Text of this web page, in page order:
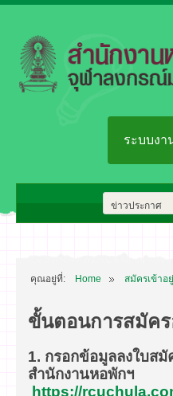
ระบบง
คุณอยู่ที่: Home สมัครเข้าอ
ขั้นตอนการสมัค
1. กรอกข้อมูลลงใบสมั
สำนักงานหอพักฯ
https://